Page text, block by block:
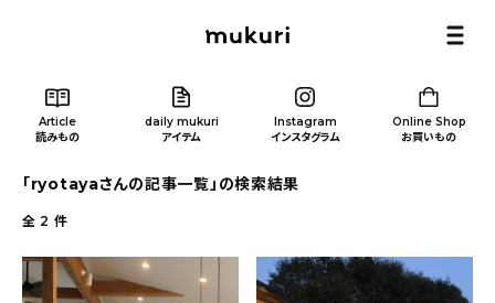
Article
読みもの
daily mukuri
アイテム
Instagram
インスタグラム
Online Shop
お買いもの
Article/ 読みもの
「ryotayaさんの記事一覧」の検索結果
全 2 件